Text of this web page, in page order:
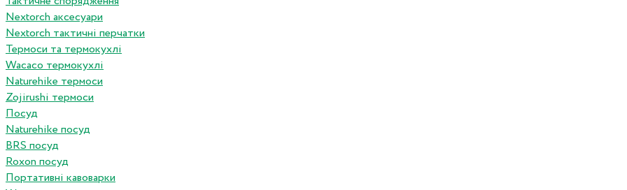
Nextorch аксесуари
Nextorch тактичні перчатки
Термоси та термокухлі
Wacaco термокухлі
Naturehike термоси
Zojirushi термоси
Посуд
Naturehike посуд
BRS посуд
Roxon посуд
Портативні кавоварки